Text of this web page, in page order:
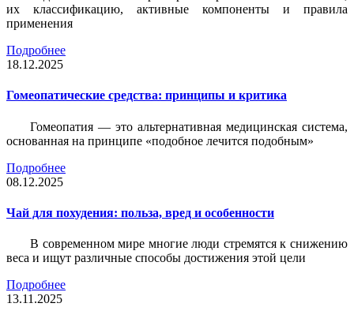
их классификацию, активные компоненты и правила
применения
Подробнее
18.12.2025
Гомеопатические средства: принципы и критика
Гомеопатия — это альтернативная медицинская система,
основанная на принципе «подобное лечится подобным»
Подробнее
08.12.2025
Чай для похудения: польза, вред и особенности
В современном мире многие люди стремятся к снижению
веса и ищут различные способы достижения этой цели
Подробнее
13.11.2025